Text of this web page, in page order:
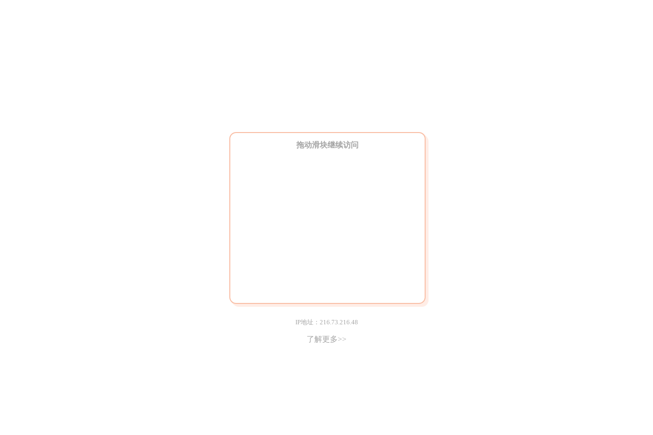
拖动滑块继续访问
IP地址：216.73.216.48
了解更多>>